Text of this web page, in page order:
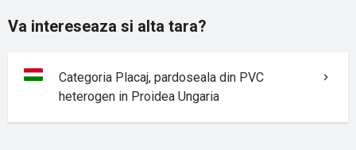
Va intereseaza si alta tara?
Categoria Placaj, pardoseala din PVC
heterogen in Proidea Ungaria